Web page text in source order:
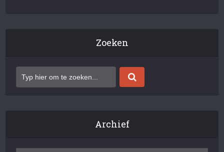
Zoeken
Archief